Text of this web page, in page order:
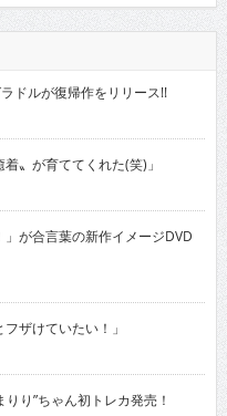
ドルが復帰作をリリース!!
〟が育ててくれた(笑)」
が合言葉の新作イメージDVD
ザけていたい！」
り”ちゃん初トレカ発売！